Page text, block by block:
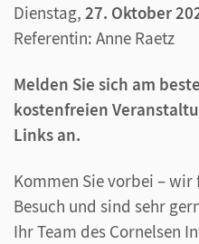
Dienstag, 27. Oktober
Referentin: Anne Raetz
Melden Sie sich am
kostenfreien
Links an.
Kommen Sie vorbei – wir
Besuch und sind sehr
Ihr Team des Cornelsen